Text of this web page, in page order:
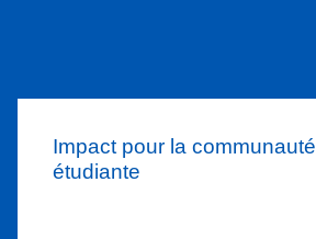
Impact pour la communauté
étudiante